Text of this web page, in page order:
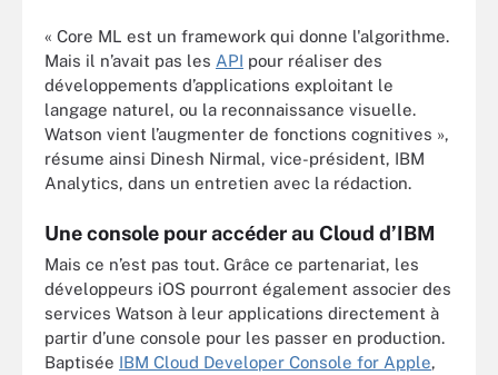
« Core ML est un framework qui donne l'algorithme.
Mais il n’avait pas les API pour réaliser des
développements d’applications exploitant le
langage naturel, ou la reconnaissance visuelle.
Watson vient l’augmenter de fonctions cognitives »,
résume ainsi Dinesh Nirmal, vice-président, IBM
Analytics, dans un entretien avec la rédaction.
Une console pour accéder au Cloud d’IBM
Mais ce n’est pas tout. Grâce ce partenariat, les
développeurs iOS pourront également associer des
services Watson à leur applications directement à
partir d’une console pour les passer en production.
Baptisée IBM Cloud Developer Console for Apple,